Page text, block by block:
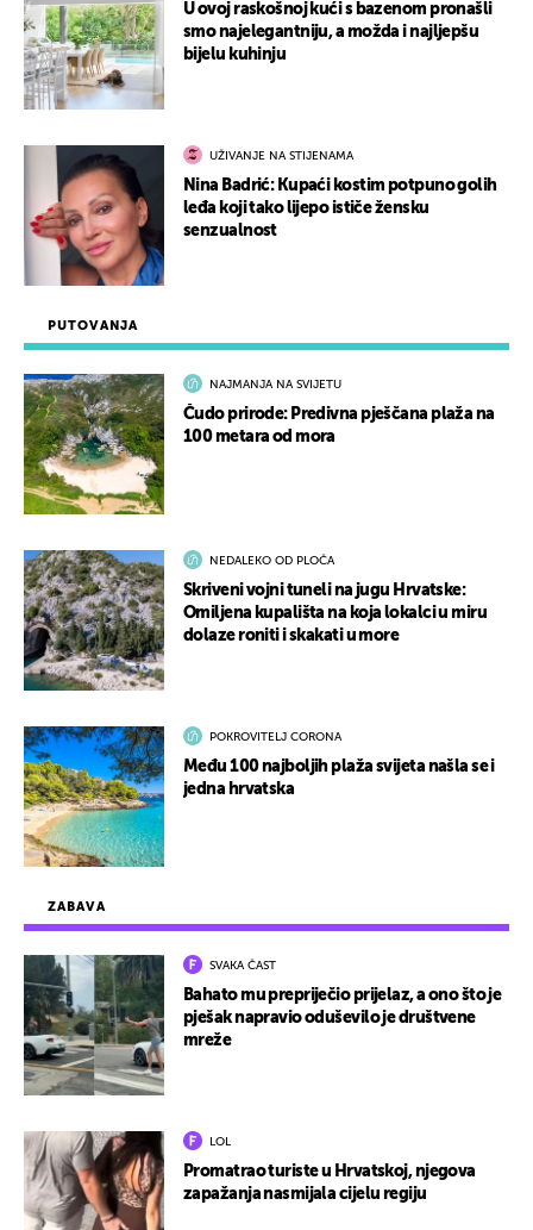
ZABAVA
SVAKA ČAST
Bahato mu prepriječio prijelaz, a ono što je
pješak napravio oduševilo je društvene
mreže
LOL
Promatrao turiste u Hrvatskoj, njegova
zapažanja nasmijala cijelu regiju
PUTOVANJA
NAJMANJA NA SVIJETU
Čudo prirode: Predivna pješčana plaža na
100 metara od mora
NEDALEKO OD PLOČA
Skriveni vojni tuneli na jugu Hrvatske:
Omiljena kupališta na koja lokalci u miru
dolaze roniti i skakati u more
POKROVITELJ CORONA
Među 100 najboljih plaža svijeta našla se i
jedna hrvatska
U ovoj raskošnoj kući s bazenom pronašli
smo najelegantniju, a možda i najljepšu
bijelu kuhinju
UŽIVANJE NA STIJENAMA
Nina Badrić: Kupaći kostim potpuno golih
leđa koji tako lijepo ističe žensku
senzualnost